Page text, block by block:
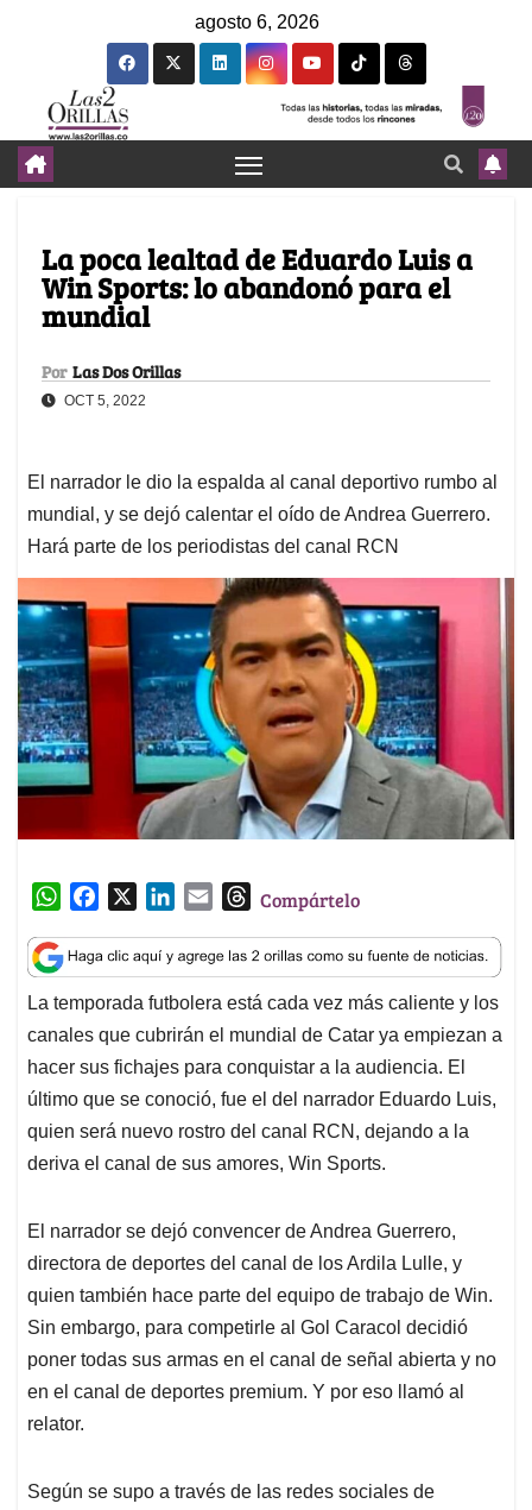
agosto 6, 2026
La poca lealtad de Eduardo Luis a
Win Sports: lo abandonó para el
mundial
Por Las Dos Orillas
OCT 5, 2022
El narrador le dio la espalda al canal deportivo rumbo al
mundial, y se dejó calentar el oído de Andrea Guerrero.
Hará parte de los periodistas del canal RCN
W
a
t
s
A
p
p
c
e
b
o
o
k
n
k
e
d
I
n
a
i
l
T
r
e
a
d
s
Compártelo
La temporada futbolera está cada vez más caliente y los
canales que cubrirán el mundial de Catar ya empiezan a
hacer sus fichajes para conquistar a la audiencia. El
último que se conoció, fue el del narrador Eduardo Luis,
quien será nuevo rostro del canal RCN, dejando a la
deriva el canal de sus amores, Win Sports.
El narrador se dejó convencer de Andrea Guerrero,
directora de deportes del canal de los Ardila Lulle, y
quien también hace parte del equipo de trabajo de Win.
Sin embargo, para competirle al Gol Caracol decidió
poner todas sus armas en el canal de señal abierta y no
en el canal de deportes premium. Y por eso llamó al
relator.
Según se supo a través de las redes sociales de